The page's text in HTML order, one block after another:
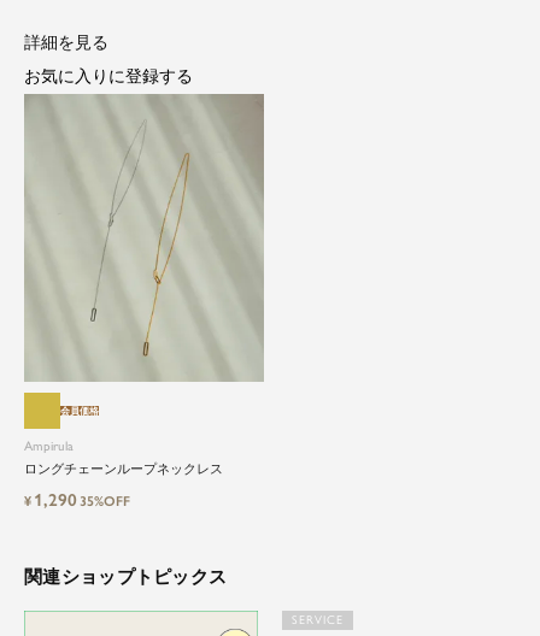
Ampirula（アンピルーラ）は、「今」をまとう、洗
練カジュアル。都会的で自由なムードに、トレン
ドをひとさし。毎日に寄り添うリアルクローズを
手に取りやすい価格で。
等身大の自分でいられる心地よさを大切に、アク
ティブな日常も、おしゃれに自分らしく。
Ampirula
ロングチェーンループネックレス
会員価格
¥ 1,29035%OFF
詳細を見る
お気に入りに登録する
関連ショップトピックス
SERVICE